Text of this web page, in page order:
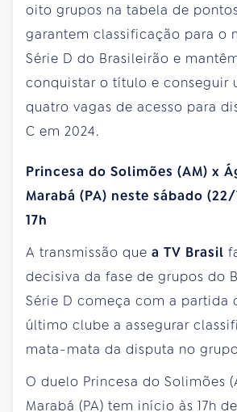
oito grupos na tabela de
garantem classificação para o
Série D do Brasileirão e
conquistar o título e conseguir
quatro vagas de acesso para
C em 2024.
Princesa do Solimões (AM) x
Marabá (PA) neste sábado
17h
A transmissão que a TV Brasil
decisiva da fase de grupos do
Série D começa com a partida
último clube a assegurar
mata-mata da disputa no
O duelo Princesa do Solimões
Marabá (PA) tem início às 17h